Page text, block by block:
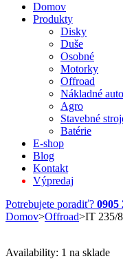
Domov
Produkty
Disky
Duše
Osobné
Motorky
Offroad
Nákladné auto
Agro
Stavebné
Batérie
E-shop
Blog
Kontakt
Výpredaj
Potrebujete poradiť? 0905
Domov>Offroad>IT 235/
Availability: 1 na sklade